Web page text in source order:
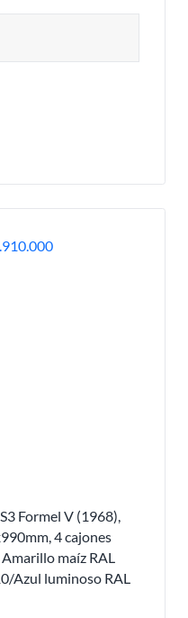
Formel V (1968),
4 cajones
maíz RAL
Azul luminoso RAL